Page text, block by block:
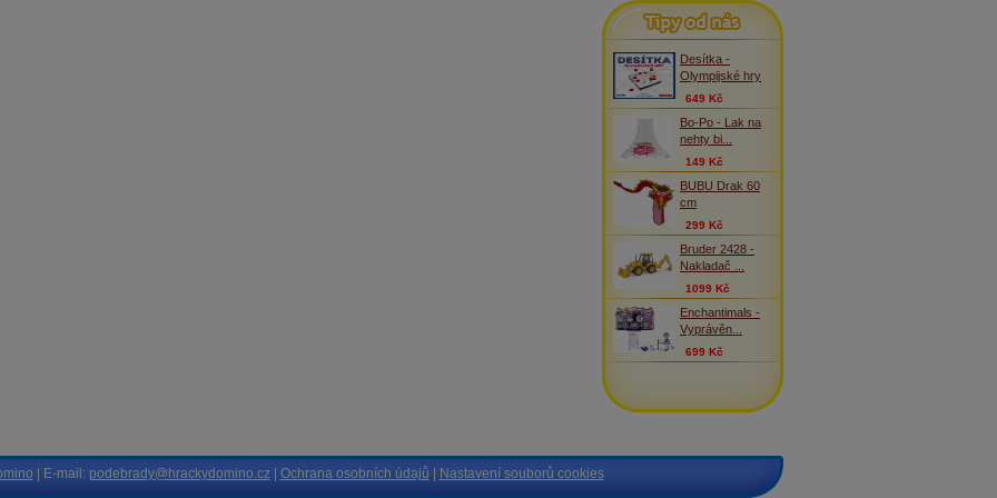
Tipy od nás
Desítka -
Olympijské hry
649 Kč
Bo-Po - Lak na
nehty bi...
149 Kč
BUBU Drak 60
cm
299 Kč
Bruder 2428 -
Nakladač ...
1099 Kč
Enchantimals -
Vyprávěn...
699 Kč
| E-mail: podebrady@hrackydomino.cz| Ochrana osobních údajů Nastavení souborů cookies